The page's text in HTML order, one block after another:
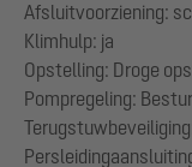
Afsluitvoorziening:
Klimhulp: ja
Opstelling: Droge
Pompregeling: